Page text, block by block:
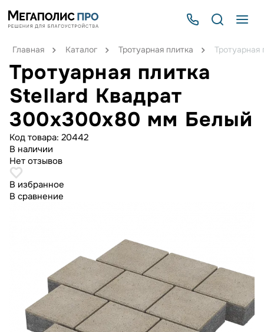
Главная Каталог Тротуарная плитка
Тротуарная плитка
Stellard Квадрат
300x300x80 мм Белый
Код товара: 20442
В наличии
Нет отзывов
В избранное
В сравнение